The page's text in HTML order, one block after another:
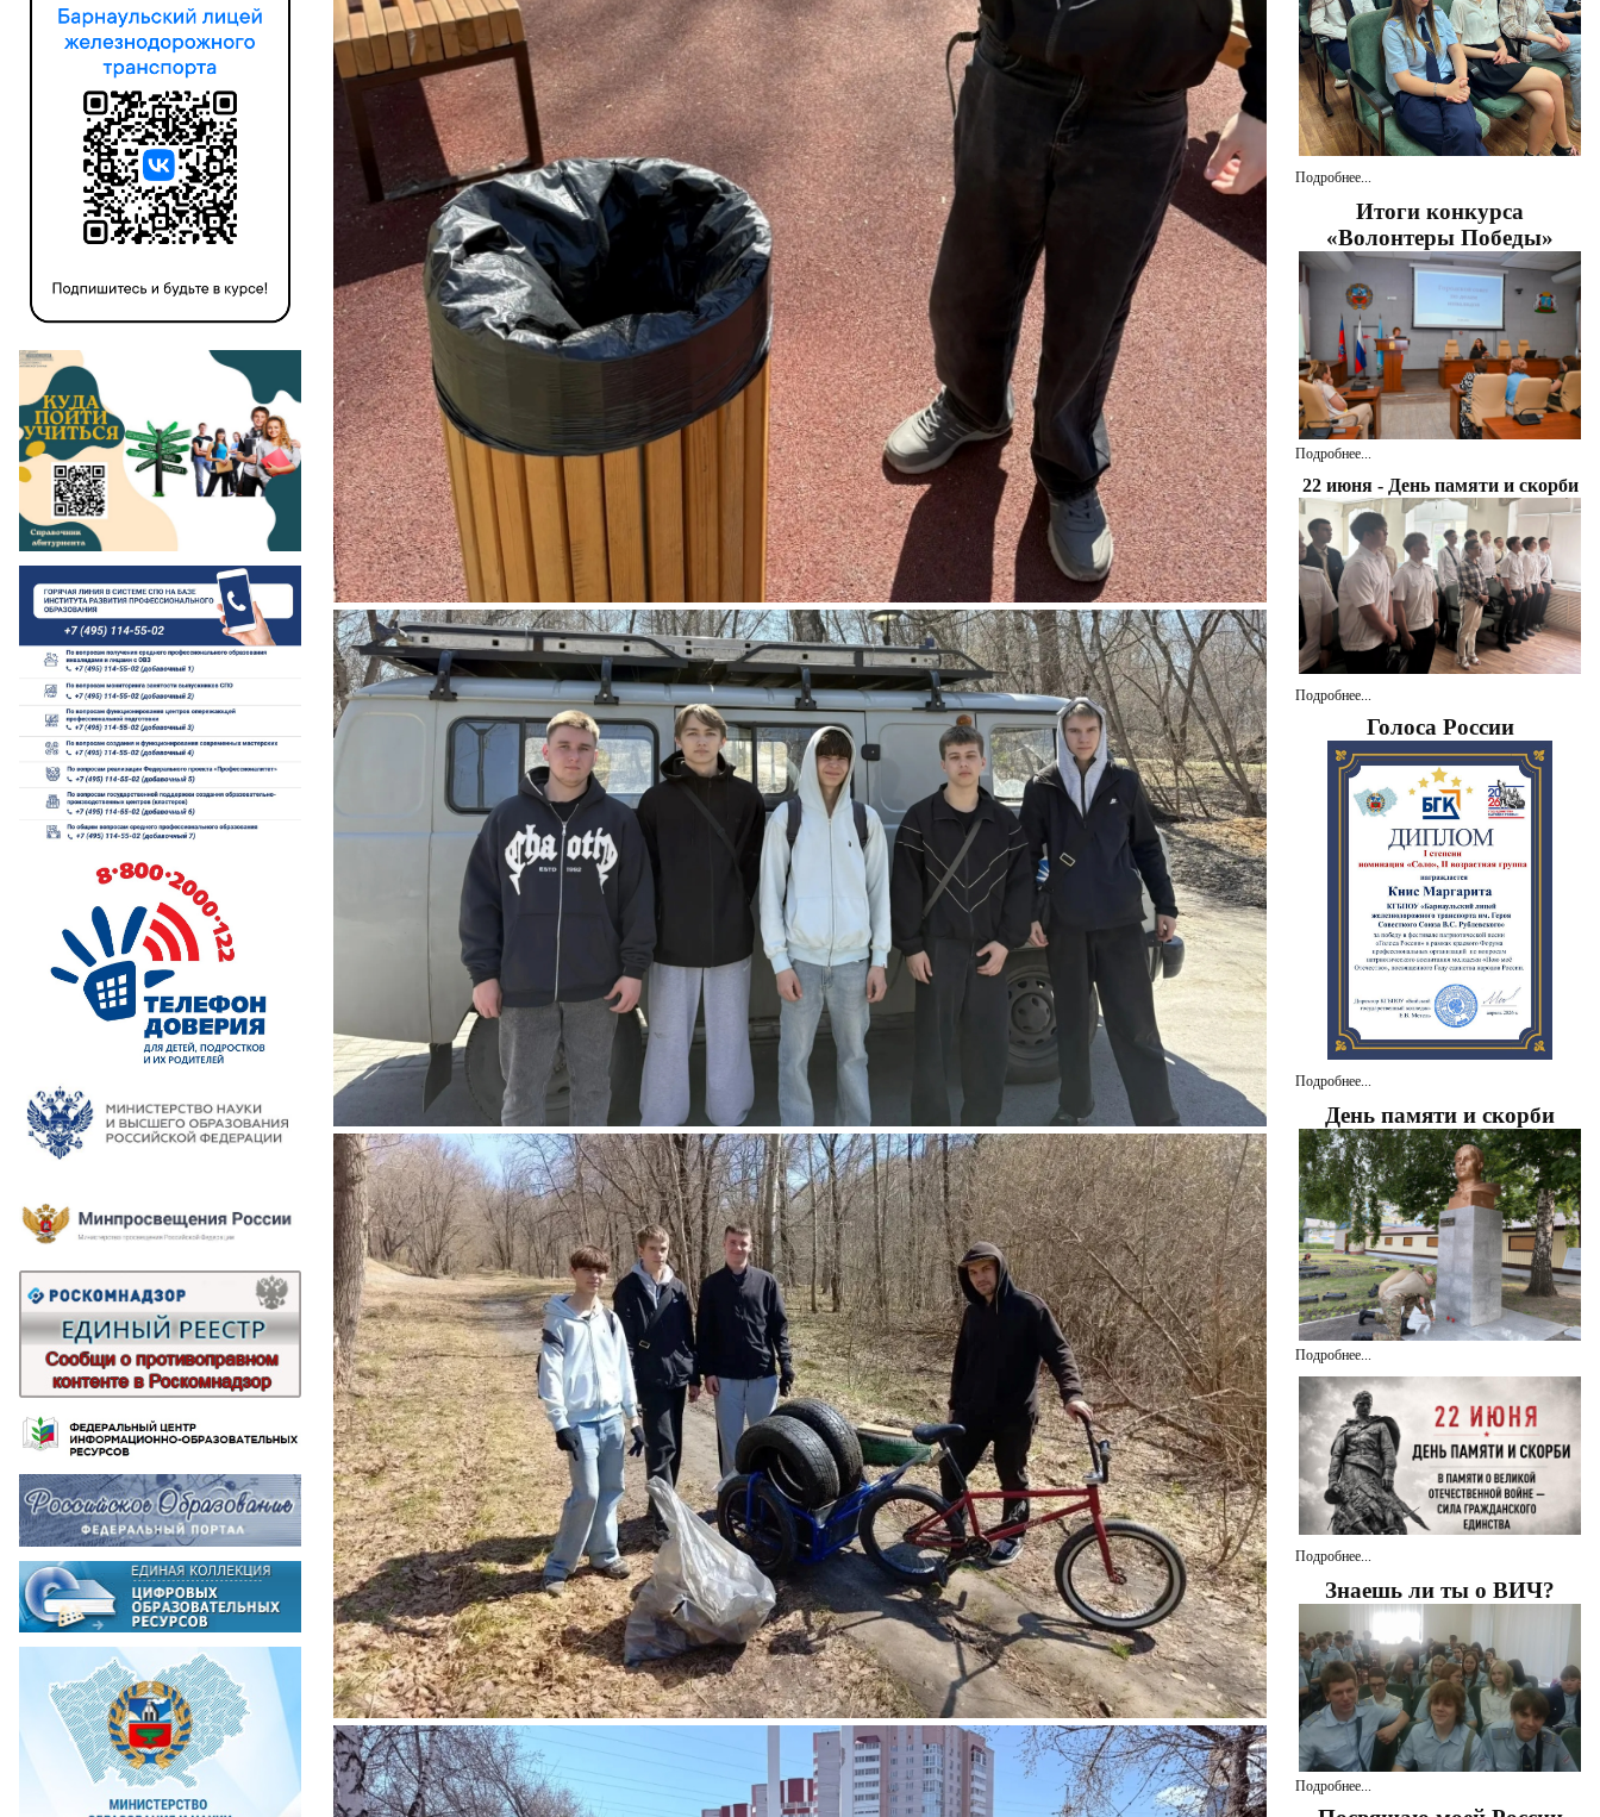
Подробнее...
Итоги конкурса
«Волонтеры Победы»
Подробнее...
22 июня - День памяти и скорби
Подробнее...
Голоса России
Подробнее...
День памяти и скорби
Подробнее...
Подробнее...
Знаешь ли ты о ВИЧ?
Подробнее...